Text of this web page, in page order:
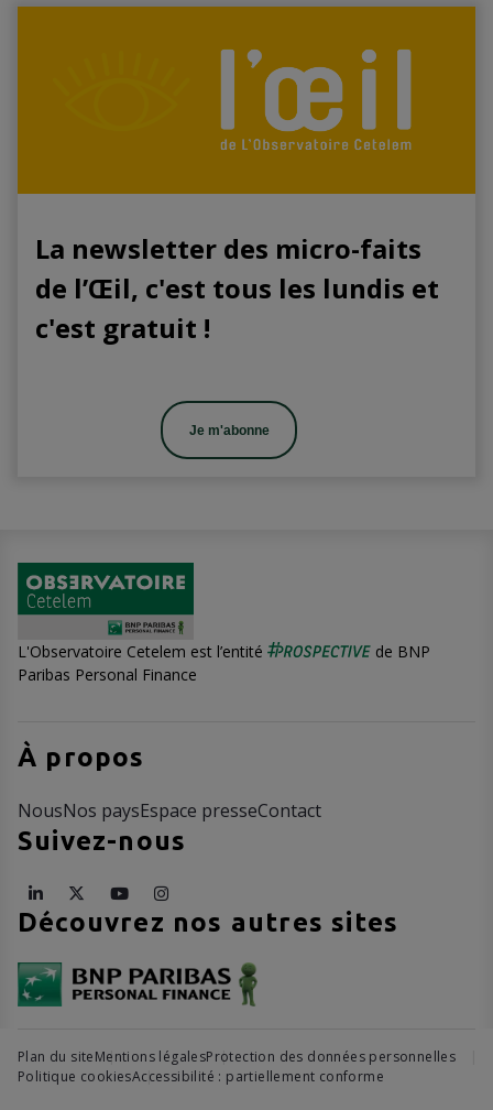
La newsletter des micro-faits
de l’Œil, c'est tous les lundis et
c'est gratuit !
Je m'abonne
L'Observatoire Cetelem est l’entité
de BNP
Paribas Personal Finance
À propos
NousNos paysEspace presseContact
Suivez-nous
Découvrez nos autres sites
Plan du siteMentions légalesProtection des données personnelles
Politique cookiesAccessibilité : partiellement conforme